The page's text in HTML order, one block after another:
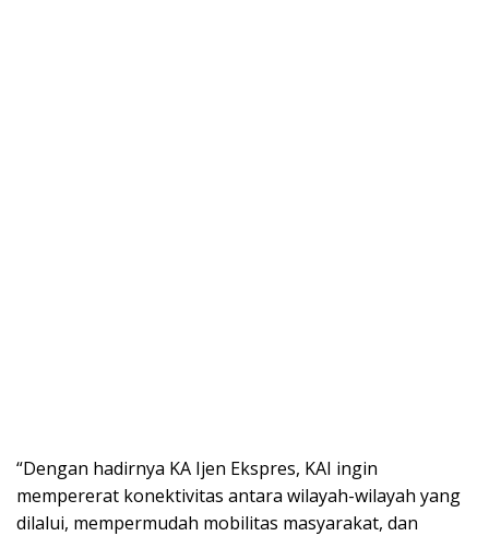
“Dengan hadirnya KA Ijen Ekspres, KAI ingin
mempererat konektivitas antara wilayah-wilayah yang
dilalui, mempermudah mobilitas masyarakat, dan